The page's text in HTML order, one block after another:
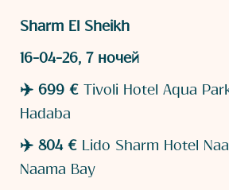
Sharm El Sheikh
16-04-26, 7 ночей
✈️ 699 € Tivoli Hotel Aqua
Hadaba
✈️ 804 € Lido Sharm Hotel
Naama Bay